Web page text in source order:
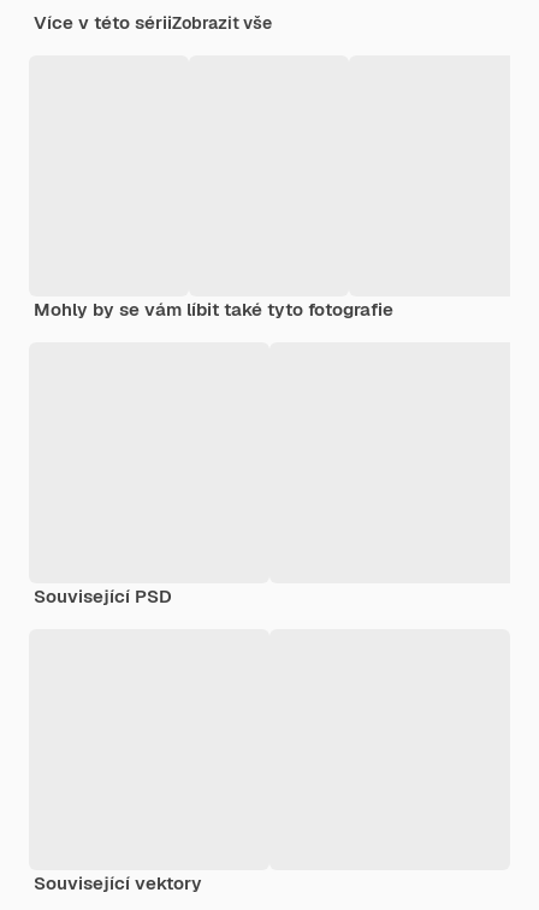
Více v této sériiZobrazit vše
Mohly by se vám líbit také tyto fotografie
Související PSD
Související vektory